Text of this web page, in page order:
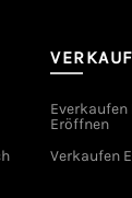
Eröffnen
Verkaufen